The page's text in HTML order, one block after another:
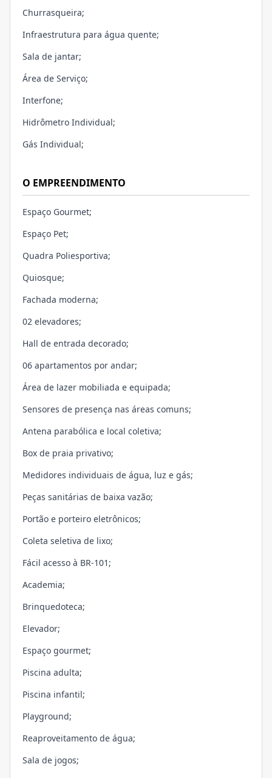
Churrasqueira;
Infraestrutura para água quente;
Sala de jantar;
Área de Serviço;
Interfone;
Hidrômetro Individual;
Gás Individual;
O EMPREENDIMENTO
Espaço Gourmet;
Espaço Pet;
Quadra Poliesportiva;
Quiosque;
Fachada moderna;
02 elevadores;
Hall de entrada decorado;
06 apartamentos por andar;
Área de lazer mobiliada e equipada;
Sensores de presença nas áreas comuns;
Antena parabólica e local coletiva;
Box de praia privativo;
Medidores individuais de água, luz e gás;
Peças sanitárias de baixa vazão;
Portão e porteiro eletrônicos;
Coleta seletiva de lixo;
Fácil acesso à BR-101;
Academia;
Brinquedoteca;
Elevador;
Espaço gourmet;
Piscina adulta;
Piscina infantil;
Playground;
Reaproveitamento de água;
Sala de jogos;